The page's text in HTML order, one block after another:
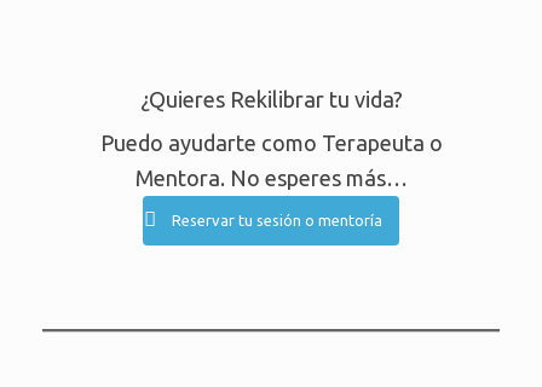
¿Quieres Rekilibrar tu vida?
Puedo ayudarte como Terapeuta o
Mentora. No esperes más…
Reservar tu sesión o mentoría